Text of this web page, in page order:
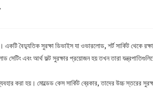
একটি বৈদ্যুতিক সুরক্ষা ডিভাইস যা ওভারলোড, শর্ট সার্কিট থেকে
এবং আর্থ ফল্ট সুরক্ষার প্রয়োজন হয় তখন তারা
করা হয়। মোল্ডেড কেস সার্কিট ব্রেকার, তাদের উচ্চ স্তরের